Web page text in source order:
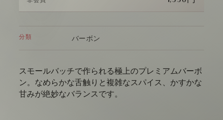
分類 バーボン
スモールバッチで作られる極上のプレミアムバーボ
ン。なめらかな舌触りと複雑なスパイス、かすかな
甘みが絶妙なバランスです。